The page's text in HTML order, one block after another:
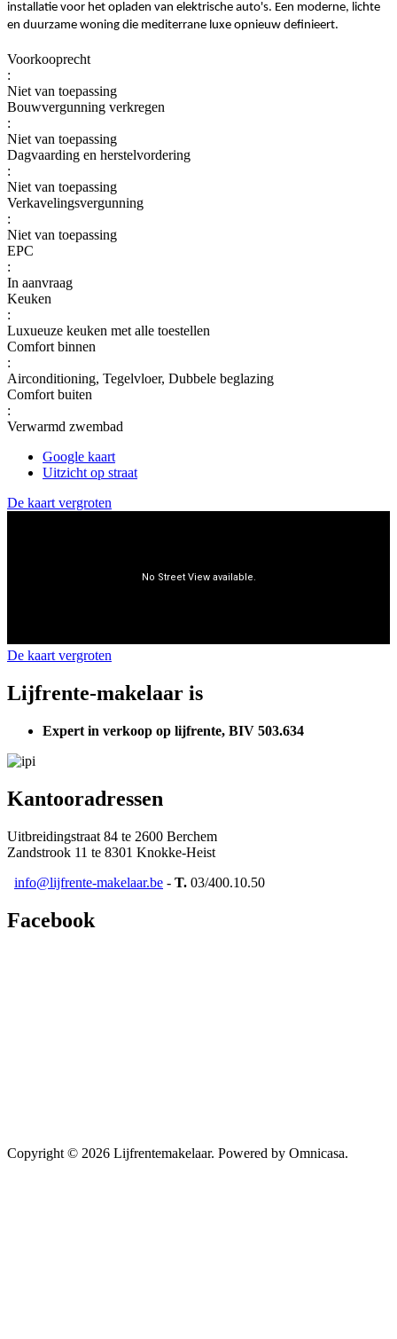
installatie voor het opladen van elektrische auto's. Een moderne, lichte
en duurzame woning die mediterrane luxe opnieuw definieert.
Voorkooprecht
:
Niet van toepassing
Bouwvergunning verkregen
:
Niet van toepassing
Dagvaarding en herstelvordering
:
Niet van toepassing
Verkavelingsvergunning
:
Niet van toepassing
EPC
:
In aanvraag
Keuken
:
Luxueuze keuken met alle toestellen
Comfort binnen
:
Airconditioning, Tegelvloer, Dubbele beglazing
Comfort buiten
:
Verwarmd zwembad
Google kaart
Uitzicht op straat
De kaart vergroten
De kaart vergroten
Lijfrente-makelaar is
Expert in verkoop op lijfrente, BIV 503.634
Kantooradressen
Uitbreidingstraat 84 te 2600 Berchem
Zandstrook 11 te 8301 Knokke-Heist
info@lijfrente-makelaar.be - T. 03/400.10.50
Facebook
Copyright © 2026 Lijfrentemakelaar. Powered by Omnicasa.